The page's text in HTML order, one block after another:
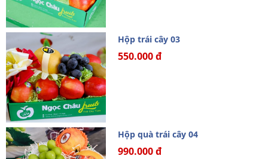
Hộp trái cây 03
550.000 đ
Hộp quà trái cây 04
990.000 đ